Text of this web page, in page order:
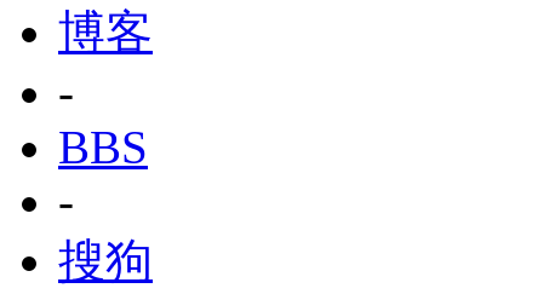
博客
-
BBS
-
搜狗